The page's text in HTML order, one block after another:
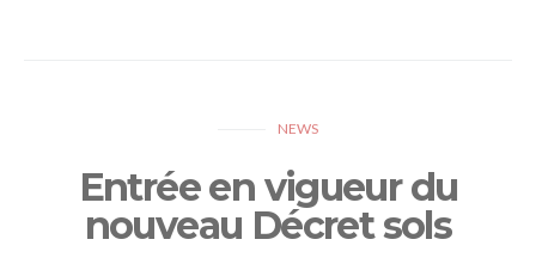
NEWS
Entrée en vigueur du
nouveau Décret sols